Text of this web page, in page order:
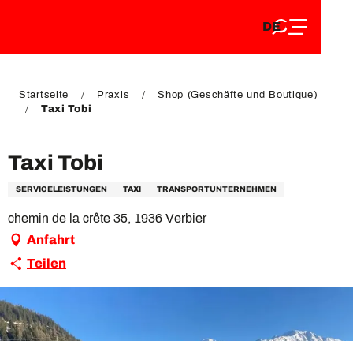
EN
DE
FR
Startseite Praxis
Shop (Geschäfte und Boutique)
Taxi Tobi
Taxi Tobi
SERVICELEISTUNGEN TAXI TRANSPORTUNTERNEHMEN
chemin de la crête 35, 1936 Verbier
Anfahrt
Teilen